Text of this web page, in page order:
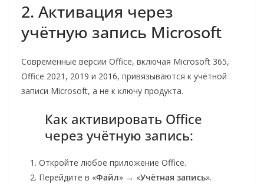
2. Активация через
учётную запись Microsoft
Современные версии Office, включая Microsoft 365,
Office 2021, 2019 и 2016, привязываются к учётной
записи Microsoft, а не к ключу продукта.
Как активировать Office
через учётную запись:
Откройте любое приложение Office.
Перейдите в «Файл» → «Учётная запись».